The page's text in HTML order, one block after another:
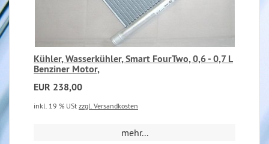
Kühler, Wasserkühler, Smart FourTwo, 0,6 - 0,7 L
Benziner Motor,
EUR 238,00
inkl. 19 % USt zzgl. Versandkosten
mehr...